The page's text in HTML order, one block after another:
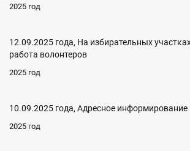
2025 год
12.09.2025 года, На избирательных
работа волонтеров
2025 год
10.09.2025 года, Адресное информирование
2025 год